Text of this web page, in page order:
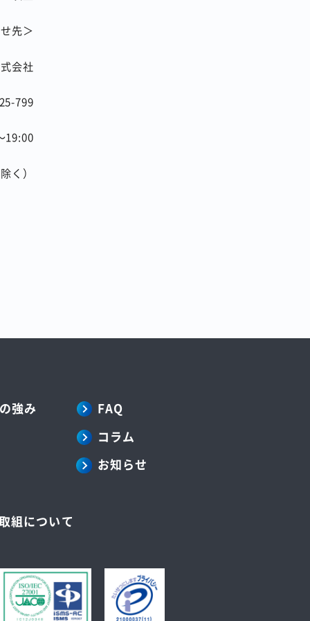
先＞
会社
799
19:00
く）
強み
FAQ
コラム
お知らせ
組について